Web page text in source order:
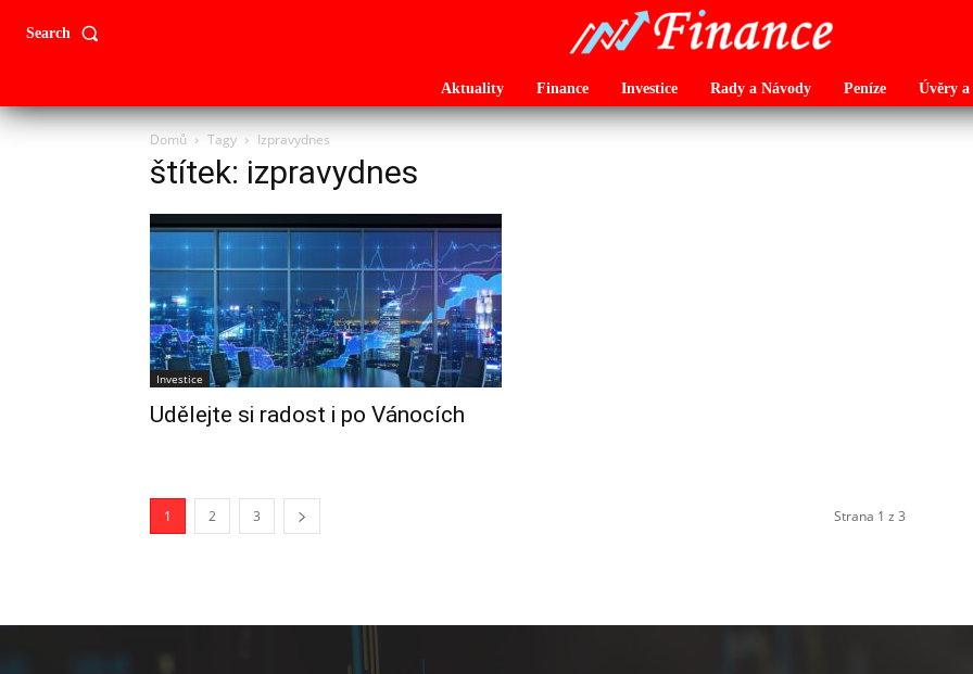
Search
Aktuality Finance Investice Rady a Návody Peníze Úvěry
Domů Tagy Izpravydnes
štítek: izpravydnes
Investice
Udělejte si radost i po Vánocích
1 2 3 Strana 1 z 3